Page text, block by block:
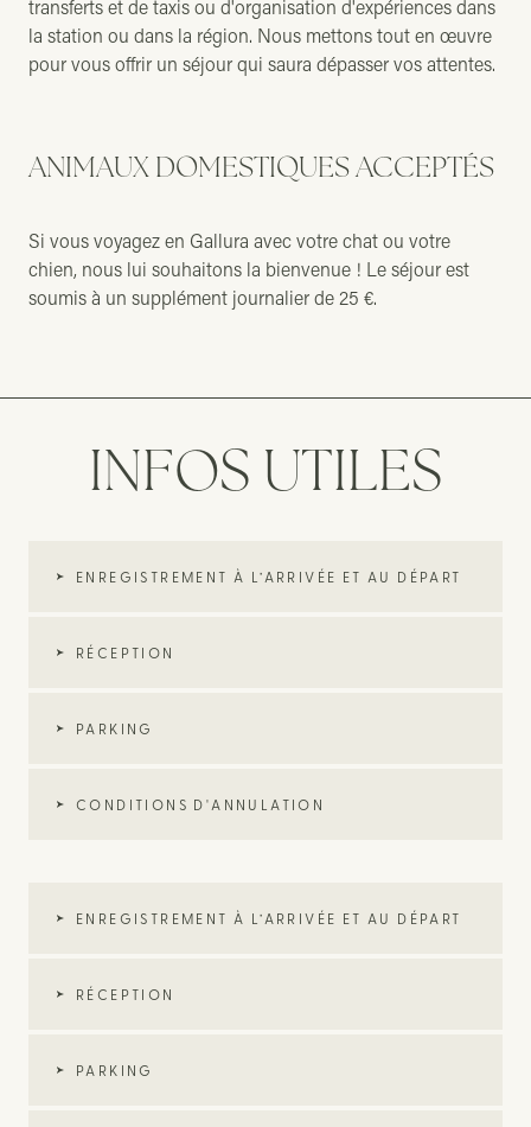
transferts et de taxis ou d'organisation d'expériences dans
la station ou dans la région. Nous mettons tout en œuvre
pour vous offrir un séjour qui saura dépasser vos attentes.
ANIMAUX DOMESTIQUES ACCEPTÉS
Si vous voyagez en Gallura avec votre chat ou votre
chien, nous lui souhaitons la bienvenue ! Le séjour est
soumis à un supplément journalier de 25 €.
INFOS UTILES
ENREGISTREMENT À L’ARRIVÉE ET AU DÉPART
RÉCEPTION
PARKING
CONDITIONS D'ANNULATION
ENREGISTREMENT À L’ARRIVÉE ET AU DÉPART
RÉCEPTION
PARKING